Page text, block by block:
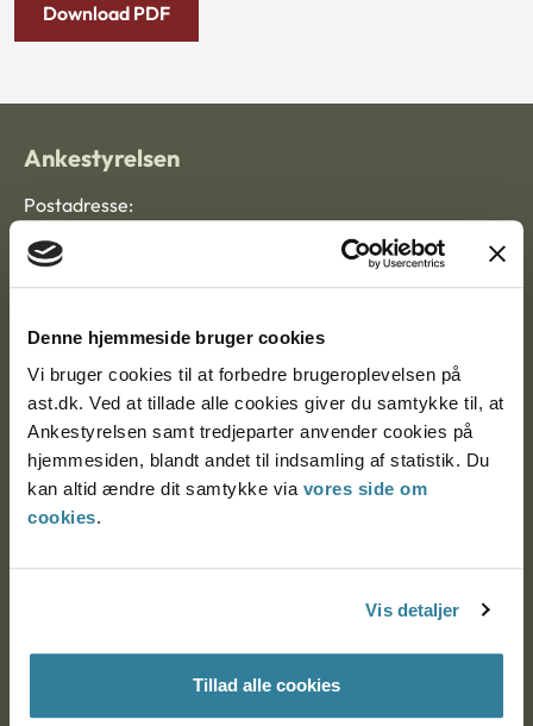
Denne hjemmeside bruger cookies
Vi bruger cookies til at forbedre brugeroplevelsen på
ast.dk. Ved at tillade alle cookies giver du samtykke til, at
Ankestyrelsen samt tredjeparter anvender cookies på
hjemmesiden, blandt andet til indsamling af statistik. Du
kan altid ændre dit samtykke via vores side om
cookies.
Vis detaljer
Tillad alle cookies
Download PDF
Ankestyrelsen
Postadresse:
Nytorv 7, 2. sal
9000 Aalborg
Ankestyrelsen Aalborg
Ankestyrelsen København
CVR: 1007 4002
Om Ankestyrelsen
Om Ankestyrelsen